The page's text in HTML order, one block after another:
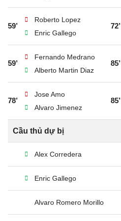
59’
Roberto Lopez
Enric Gallego
72’
59’
Fernando Medrano
Alberto Martin Diaz
85’
78’
Jose Amo
Alvaro Jimenez
85’
Cầu thủ dự bị
Alex Corredera
Enric Gallego
Alvaro Romero Morillo